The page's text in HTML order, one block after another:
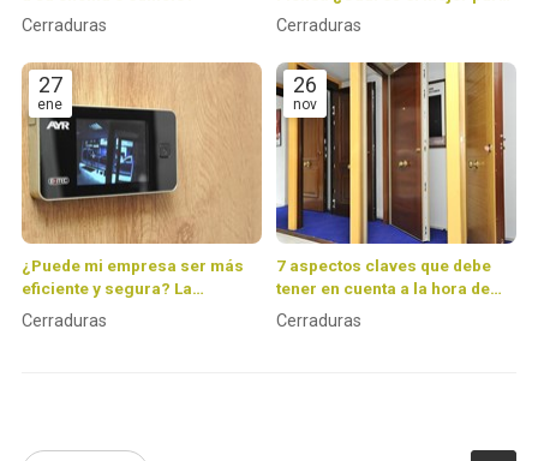
Cerraduras
tu puerta y por qué?
Cerraduras
27
ene
¿Puede mi empresa ser más
eficiente y segura? La
respuesta está en el control de
Cerraduras
26
nov
7 aspectos claves que debe
tener en cuenta a la hora de
comprar una puerta
Cerraduras